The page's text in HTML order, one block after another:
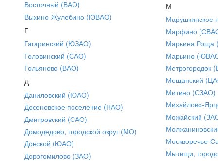
Восточный (ВАО)
Выхино-Жулебино (ЮВАО)
Г
Гагаринский (ЮЗАО)
Головинский (САО)
Гольяново (ВАО)
Д
Даниловский (ЮАО)
Десеновское поселение (НАО)
Дмитровский (САО)
Домодедово, городской округ (МО)
Донской (ЮАО)
Дорогомилово (ЗАО)
М
Марушкинское
Марфино
Марьина Роща
Марьино
Метрогородок
Мещанский
Митино (СЗАО)
Михайлово-
Можайский
Москворечье-
Мытищи,